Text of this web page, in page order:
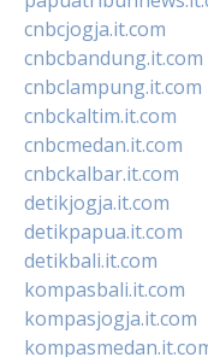
cnbcjogja.it.com
cnbcbandung.it.com
cnbclampung.it.com
cnbckaltim.it.com
cnbcmedan.it.com
cnbckalbar.it.com
detikjogja.it.com
detikpapua.it.com
detikbali.it.com
kompasbali.it.com
kompasjogja.it.com